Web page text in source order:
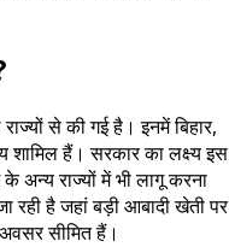
से की गई है। इनमें बिहार,
शामिल हैं। सरकार का लक्ष्य इस
अन्य राज्यों में भी लागू करना
रही है जहां बड़ी आबादी खेती पर
सीमित हैं।